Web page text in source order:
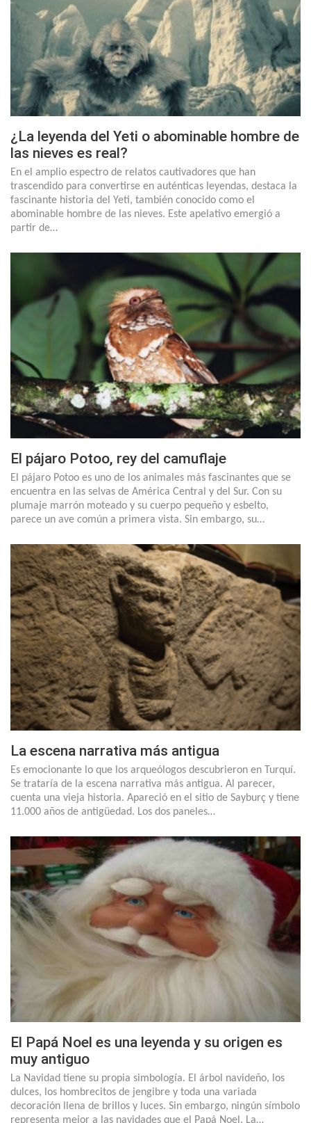
¿La leyenda del Yeti o abominable hombre de
las nieves es real?
En el amplio espectro de relatos cautivadores que han
trascendido para convertirse en auténticas leyendas, destaca la
fascinante historia del Yeti, también conocido como el
abominable hombre de las nieves. Este apelativo emergió a
partir de…
El pájaro Potoo, rey del camuflaje
El pájaro Potoo es uno de los animales más fascinantes que se
encuentra en las selvas de América Central y del Sur. Con su
plumaje marrón moteado y su cuerpo pequeño y esbelto,
parece un ave común a primera vista. Sin embargo, su…
La escena narrativa más antigua
Es emocionante lo que los arqueólogos descubrieron en Turquí.
Se trataría de la escena narrativa más antigua. Al parecer,
cuenta una vieja historia. Apareció en el sitio de Sayburç y tiene
11.000 años de antigüedad. Los dos paneles…
El Papá Noel es una leyenda y su origen es
muy antiguo
La Navidad tiene su propia simbología. El árbol navideño, los
dulces, los hombrecitos de jengibre y toda una variada
decoración llena de brillos y luces. Sin embargo, ningún símbolo
representa mejor a las navidades que el Papá Noel. La…